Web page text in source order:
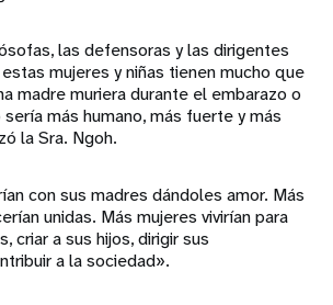
las defensoras y las dirigentes
mujeres y niñas tienen mucho que
madre muriera durante el embarazo o
más humano, más fuerte y más
la Sra. Ngoh.
con sus madres dándoles amor. Más
unidas. Más mujeres vivirían para
criar a sus hijos, dirigir sus
a la sociedad».